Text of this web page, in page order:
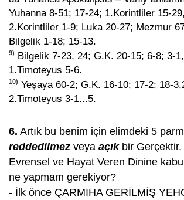
Yuhanna 8-51; 17-24; 1.Korintliler 15-
2.Korintliler 1-9; Luka 20-27; Mezmur
Bilgelik 1-18; 15-13.
9) Bilgelik 7-23, 24; G.K. 20-15; 6-8; 3-
1.Timoteyus 5-6.
10) Yeşaya 60-2; G.K. 16-10; 17-2; 18-
2.Timoteyus 3-1...5.
6. Artık bu benim için elimdeki 5
reddedilmez veya açıkbir Gerçektir.
Evrensel ve Hayat Veren Dinine
ne yapmam gerekiyor?
- İlk önce ÇARMIHA GERİLMİŞ